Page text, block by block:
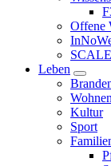
Offene
Leben
Wohnen
Kultur
Sport